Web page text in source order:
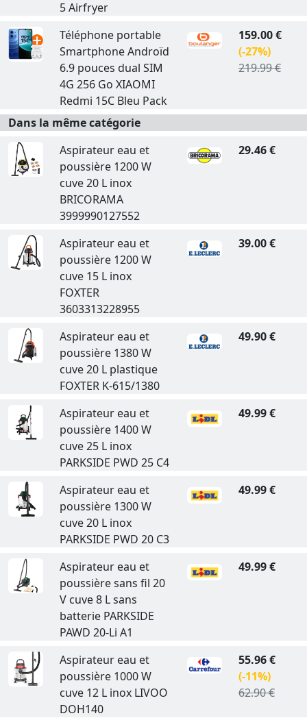
5 Airfryer
Téléphone portable
Smartphone Androïd
6.9 pouces dual SIM
4G 256 Go XIAOMI
Redmi 15C Bleu Pack
159.00 €
(-27%)
219.99 €
Dans la même catégorie
Aspirateur eau et
poussière 1200 W
cuve 20 L inox
BRICORAMA
3999990127552
29.46 €
Aspirateur eau et
poussière 1200 W
cuve 15 L inox
FOXTER
3603313228955
39.00 €
Aspirateur eau et
poussière 1380 W
cuve 20 L plastique
FOXTER K-615/1380
49.90 €
Aspirateur eau et
poussière 1400 W
cuve 25 L inox
PARKSIDE PWD 25 C4
49.99 €
Aspirateur eau et
poussière 1300 W
cuve 20 L inox
PARKSIDE PWD 20 C3
49.99 €
Aspirateur eau et
poussière sans fil 20
V cuve 8 L sans
batterie PARKSIDE
PAWD 20-Li A1
49.99 €
Aspirateur eau et
poussière 1000 W
cuve 12 L inox LIVOO
DOH140
55.96 €
(-11%)
62.90 €